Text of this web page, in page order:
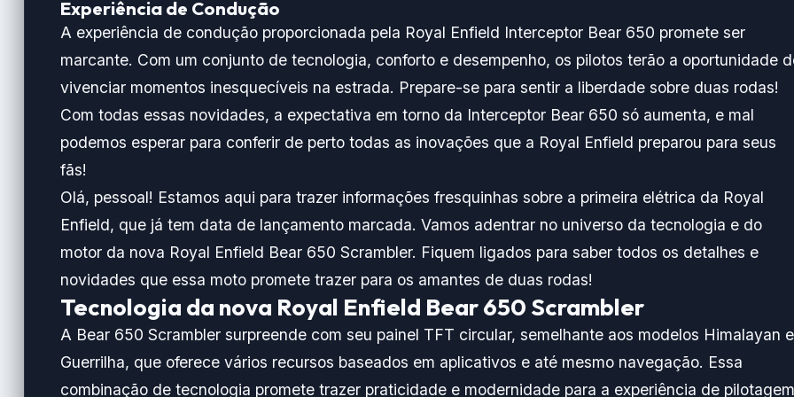
Experiência de Condução
A experiência de condução proporcionada pela Royal Enfield Interceptor Bear 650 promete ser
marcante. Com um conjunto de tecnologia, conforto e desempenho, os pilotos terão a oportunidade
vivenciar momentos inesquecíveis na estrada. Prepare-se para sentir a liberdade sobre duas rodas!
Com todas essas novidades, a expectativa em torno da Interceptor Bear 650 só aumenta, e mal
podemos esperar para conferir de perto todas as inovações que a Royal Enfield preparou para seus
fãs!
Olá, pessoal! Estamos aqui para trazer informações fresquinhas sobre a primeira elétrica da Royal
Enfield, que já tem data de lançamento marcada. Vamos adentrar no universo da tecnologia e do
motor da nova Royal Enfield Bear 650 Scrambler. Fiquem ligados para saber todos os detalhes e
novidades que essa moto promete trazer para os amantes de duas rodas!
Tecnologia da nova Royal Enfield Bear 650 Scrambler
A Bear 650 Scrambler surpreende com seu painel TFT circular, semelhante aos modelos Himalayan e
Guerrilha, que oferece vários recursos baseados em aplicativos e até mesmo navegação. Essa
combinação de tecnologia promete trazer praticidade e modernidade para a experiência de